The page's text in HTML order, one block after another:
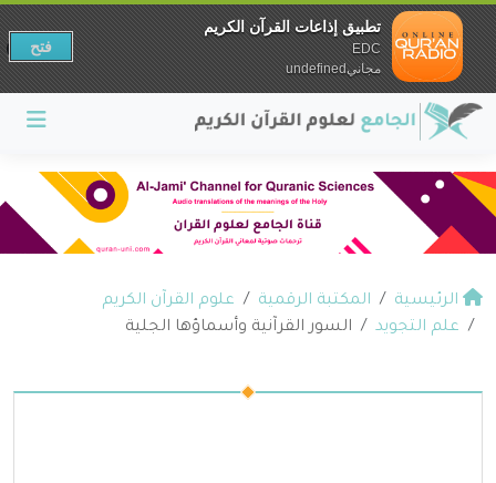
الرئيسية المكتبة الرقمية
علوم القرآن الكريم
علم التجويد
السور القرآنية وأسماؤها الجلية
تطبيق إذاعات القرآن الكريم
EDC
مجانيundefined
فتح